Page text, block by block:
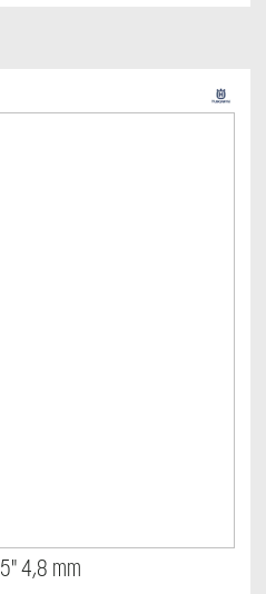
4,8 mm